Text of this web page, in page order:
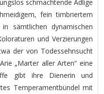
schmachtende Adlige
fein timbriertem
sämtlichen dynamischen
und Verzierungen
der von Todessehnsucht
„Marter aller Arten“ eine
gibt ihre Dienerin und
Temperamentbündel mit